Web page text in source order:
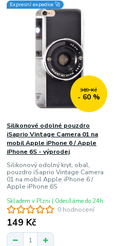
Expresní expedice 🚀
369 Kč
- 60 %
0 hodnocení
Silikonové odolné pouzdro
iSaprio Vintage Camera 01 na
mobil Apple iPhone 6 / Apple
iPhone 6S - výprodej
Silikonový odolný kryt, obal,
pouzdro iSaprio Vintage Camera
01 na mobil Apple iPhone 6 /
Apple iPhone 6S
149 Kč
Skladem v Plzni | Odesíláme do 24h